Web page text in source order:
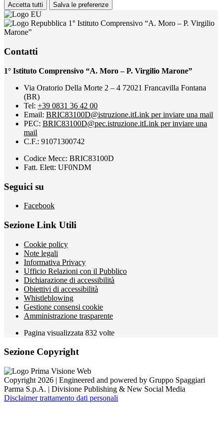
Accetta tutti Salva le preferenze
1° Istituto Comprensivo “A. Moro – P. Virgilio
Marone”
Contatti
1° Istituto Comprensivo “A. Moro – P. Virgilio Marone”
Via Oratorio Della Morte 2 – 4 72021 Francavilla Fontana
(BR)
Tel: +39 0831 36 42 00
Email: BRIC83100D@istruzione.itLink per inviare una mail
PEC: BRIC83100D@pec.istruzione.itLink per inviare una
mail
C.F.: 91071300742
Codice Mecc: BRIC83100D
Fatt. Elett: UF0NDM
Seguici su
Facebook
Sezione Link Utili
Cookie policy
Note legali
Informativa Privacy
Ufficio Relazioni con il Pubblico
Dichiarazione di accessibilità
Obiettivi di accessibilità
Whistleblowing
Gestione consensi cookie
Amministrazione trasparente
Pagina visualizzata 832 volte
Sezione Copyright
Copyright 2026 | Engineered and powered by Gruppo Spaggiari
Parma S.p.A. | Divisione Publishing & New Social Media
Disclaimer trattamento dati personali